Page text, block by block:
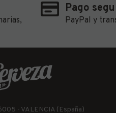
Pago
PayPal y
- VALENCIA (España)